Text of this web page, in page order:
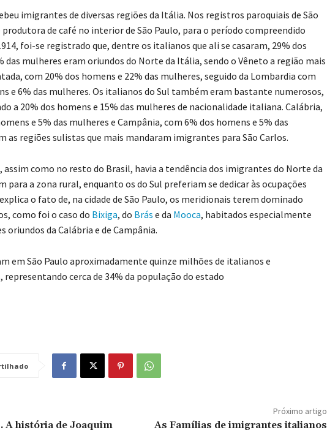
imigrantes de diversas regiões da Itália. Nos registros paroquiais de São
produtora de café no interior de São Paulo, para o período compreendido
foi-se registrado que, dentre os italianos que ali se casaram, 29% dos
das mulheres eram oriundos do Norte da Itália, sendo o Vêneto a região mais
com 20% dos homens e 22% das mulheres, seguido da Lombardia com
e 6% das mulheres. Os italianos do Sul também eram bastante numerosos,
a 20% dos homens e 15% das mulheres de nacionalidade italiana. Calábria,
e 5% das mulheres e Campânia, com 6% dos homens e 5% das
as regiões sulistas que mais mandaram imigrantes para São Carlos.
assim como no resto do Brasil, havia a tendência dos imigrantes do Norte da
para a zona rural, enquanto os do Sul preferiam se dedicar às ocupações
o fato de, na cidade de São Paulo, os meridionais terem dominado
como foi o caso do Bixiga, do Brás e da Mooca, habitados especialmente
oriundos da Calábria e de Campânia.
em São Paulo aproximadamente quinze milhões de italianos e
representando cerca de 34% da população do estado
A história de Joaquim
Próximo artigo
As Famílias de imigrantes italianos